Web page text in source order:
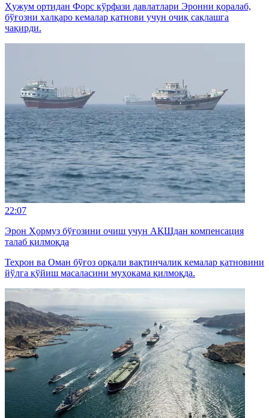
Ҳужум ортидан Форс кўрфази давлатлари Эронни қоралаб,
бўғозни халқаро кемалар қатнови учун очиқ сақлашга
чақирди.
22:07
Эрон Ҳормуз бўғозини очиш учун АҚШдан компенсация
талаб қилмоқда
Теҳрон ва Оман бўғоз орқали вақтинчалик кемалар қатновини
йўлга қўйиш масаласини муҳокама қилмоқда.